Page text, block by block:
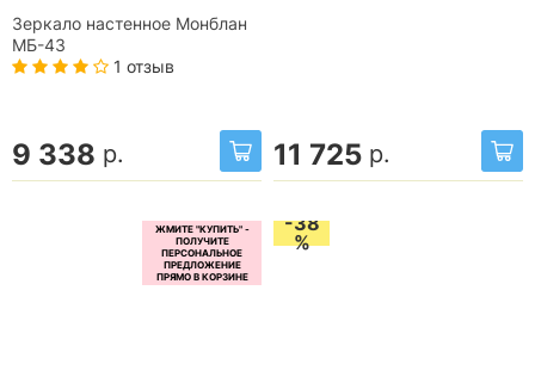
Зеркало настенное Монблан
МБ-43
1 отзыв
9 338 р. 11 725 р.
-38
%